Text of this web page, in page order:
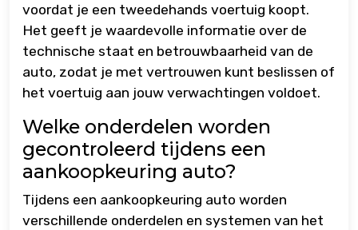
voordat je een tweedehands voertuig koopt.
Het geeft je waardevolle informatie over de
technische staat en betrouwbaarheid van de
auto, zodat je met vertrouwen kunt beslissen of
het voertuig aan jouw verwachtingen voldoet.
Welke onderdelen worden
gecontroleerd tijdens een
aankoopkeuring auto?
Tijdens een aankoopkeuring auto worden
verschillende onderdelen en systemen van het